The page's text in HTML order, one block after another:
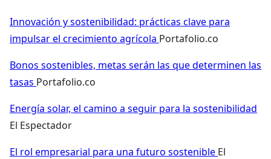
Innovación y sostenibilidad: prácticas clave para
impulsar el crecimiento agrícola Portafolio.co
Bonos sostenibles, metas serán las que determinen las
tasas Portafolio.co
Energía solar, el camino a seguir para la sostenibilidad
El Espectador
El rol empresarial para una futuro sostenible El